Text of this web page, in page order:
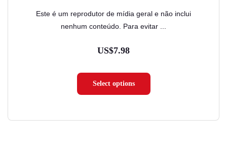
Este é um reprodutor de mídia geral e não inclui
nenhum conteúdo. Para evitar ...
US$7.98
Select options